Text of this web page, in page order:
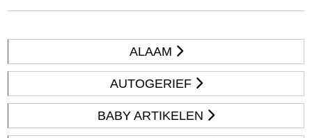
ALAAM
AUTOGERIEF
BABY ARTIKELEN